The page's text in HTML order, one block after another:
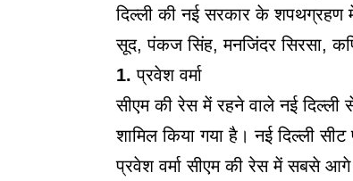
दिल्ली की नई सरकार के शपथग्रहण
सूद, पंकज सिंह, मनजिंदर सिरसा,
1. प्रवेश वर्मा
सीएम की रेस में रहने वाले नई दिल्ली
शामिल किया गया है। नई दिल्ली
प्रवेश वर्मा सीएम की रेस में सबसे